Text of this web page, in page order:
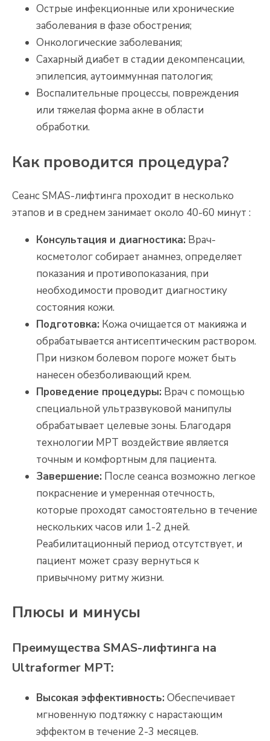
Острые инфекционные или хронические
заболевания в фазе обострения;
Онкологические заболевания;
Сахарный диабет в стадии декомпенсации,
эпилепсия, аутоиммунная патология;
Воспалительные процессы, повреждения
или тяжелая форма акне в области
обработки.
Как проводится процедура?
Сеанс SMAS-лифтинга проходит в несколько
этапов и в среднем занимает около 40-60 минут :
Консультация и диагностика: Врач-
косметолог собирает анамнез, определяет
показания и противопоказания, при
необходимости проводит диагностику
состояния кожи.
Подготовка: Кожа очищается от макияжа и
обрабатывается антисептическим раствором.
При низком болевом пороге может быть
нанесен обезболивающий крем.
Проведение процедуры: Врач с помощью
специальной ультразвуковой манипулы
обрабатывает целевые зоны. Благодаря
технологии MPT воздействие является
точным и комфортным для пациента.
Завершение: После сеанса возможно легкое
покраснение и умеренная отечность,
которые проходят самостоятельно в течение
нескольких часов или 1-2 дней.
Реабилитационный период отсутствует, и
пациент может сразу вернуться к
привычному ритму жизни.
Плюсы и минусы
Преимущества SMAS-лифтинга на
Ultraformer MPT:
Высокая эффективность:Обеспечивает
мгновенную подтяжку с нарастающим
эффектом в течение 2-3 месяцев.